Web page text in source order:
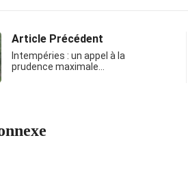
Article Précédent
Intempéries : un appel à la
prudence maximale…